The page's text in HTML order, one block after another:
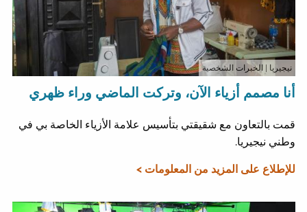
نيجيريا | الخبرات الشخصية
أنا مصمم أزياء الآن، وتركت الماضي وراء ظهري
قمت بالتعاون مع شقيقتي بتأسيس علامة الأزياء الخاصة بي في
وطني نيجيريا.
للإطلاع على المزيد من المعلومات >